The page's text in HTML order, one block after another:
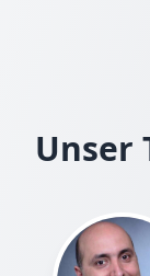
Unser